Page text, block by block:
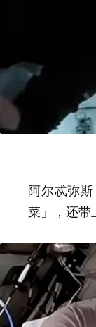
阿尔忒弥
菜」，还带